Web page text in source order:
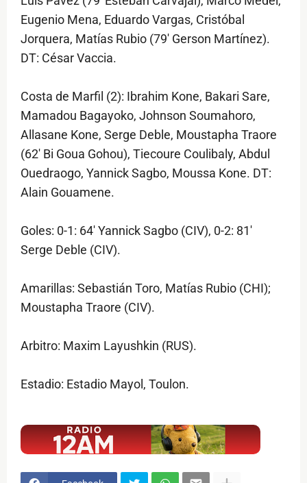
Eugenio Mena, Eduardo Vargas, Cristóbal
Jorquera, Matías Rubio (79' Gerson Martínez).
DT: César Vaccia.
Costa de Marfil (2): Ibrahim Kone, Bakari Sare,
Mamadou Bagayoko, Johnson Soumahoro,
Allasane Kone, Serge Deble, Moustapha Traore
(62' Bi Goua Gohou), Tiecoure Coulibaly, Abdul
Ouedraogo, Yannick Sagbo, Moussa Kone. DT:
Alain Gouamene.
Goles: 0-1: 64' Yannick Sagbo (CIV), 0-2: 81'
Serge Deble (CIV).
Amarillas: Sebastián Toro, Matías Rubio (CHI);
Moustapha Traore (CIV).
Arbitro: Maxim Layushkin (RUS).
Estadio: Estadio Mayol, Toulon.